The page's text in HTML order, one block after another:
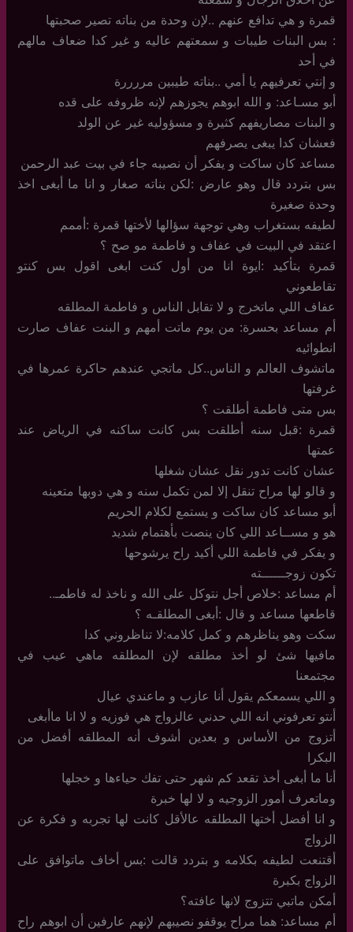
قمرة و هي تدافع عنهم ..لإن وحدة من بناته تصير صحبتها
: بس البنات طيبات و سمعتهم عاليه و غير كدا ضعاف مالهم
في أحد
و إنتي تعرفيهم يا أمي ..بناته طيبين مررررة
أبو مسـاعد: و الله ابوهم يجوزهم لإنه ظروفه على قده
و البنات مصاريفهم كثيرة و مسؤوليه غير عن الولد
فعشان كدا يبغى يصرفهم
مساعد كان ساكت و يفكر أن نصيبه جاء في بيت عبد الرحمن
بس بتردد قال وهو عارض :لكن بناته صغار و انا ما أبغى اخذ
وحدة صغيرة
لطيفه بستغراب وهي توجهة سؤالها لأختها قمرة :أممم
اعتقد في البيت في عفاف و فاطمة مو صح ؟
قمرة بتأكيد :ايوة انا من أول كنت ابغى اقول بس كنتو
تقاطعوني
عفاف اللي ماتخرج و لا تقابل الناس و فاطمة المطلقه
أم مساعد بحسرة: من يوم ماتت أمهم و البنت عفاف صارت
انطوائيه
ماتشوف العالم و الناس..كل ماتجي عندهم حاكرة عمرها في
غرفتها
بس متى فاطمة أطلقت ؟
قمرة :قبل سنه أطلقت بس كانت ساكنه في الرياض عند
عمتها
عشان كانت تدور نقل عشان شغلها
و قالو لها مراح تنقل إلا لمن تكمل سنه و هي دوبها متعينه
أبو مساعد كان ساكت و يستمع لكلام الحريم
هو و مســاعد اللي كان ينصت بأهتمام شديد
و يفكر في فاطمة اللي أكيد راح يرشوحها
تكون زوجــــــته
أم مساعد :خلاص أجل نتوكل على الله و ناخذ له فاطمـ..
قاطعها مساعد و قال :أبغى المطلقـه ؟
سكت وهو يناظرهم و كمل كلامه:لا تناظروني كدا
مافيها شئ لو أخذ مطلقه لإن المطلقه ماهي عيب في
مجتمعنا
و اللي يسمعكم يقول أنا عازب و ماعندي عيال
أنتو تعرفوني انه اللي حدني عالزواج هي فوزيه و لا انا ماأبغى
أتزوج من الأساس و بعدين أشوف أنه المطلقه أفضل من
البكرا
أنا ما أبغى أخذ تقعد كم شهر حتى تفك حياءها و خجلها
وماتعرف أمور الزوجيه و لا لها خبرة
و انا أفضل أختها المطلقه عالأقل كانت لها تجربه و فكرة عن
الزواج
أقتنعت لطيفه بكلامه و بتردد قالت :بس أخاف ماتوافق على
الزواج بكبرة
أمكن ماتبي تتزوج لانها عافته؟
أم مساعد: هما مراح يوقفو نصيبهم لإنهم عارفين أن ابوهم راح